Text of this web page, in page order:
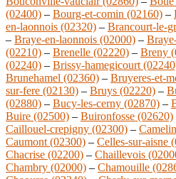
(02400) – Bourg-et-comin (02160) –
en-laonnois (02320) – Brancourt-le-
– Braye-en-laonnois (02000) –
(02210) – Brenelle (02220) – Breny
(02240) – Brissy-hamegicourt
Brunehamel (02360) – Bruyeres-et-
sur-fere (02130) – Bruys (02220) –
(02880) – Bucy-les-cerny (02870) –
Buire (02500) – Buironfosse (02620)
Caillouel-crepigny (02300) –
Caumont (02300) – Celles-sur-aisne
Chacrise (02200) – Chaillevois
Chambry (02000) – Chamouille